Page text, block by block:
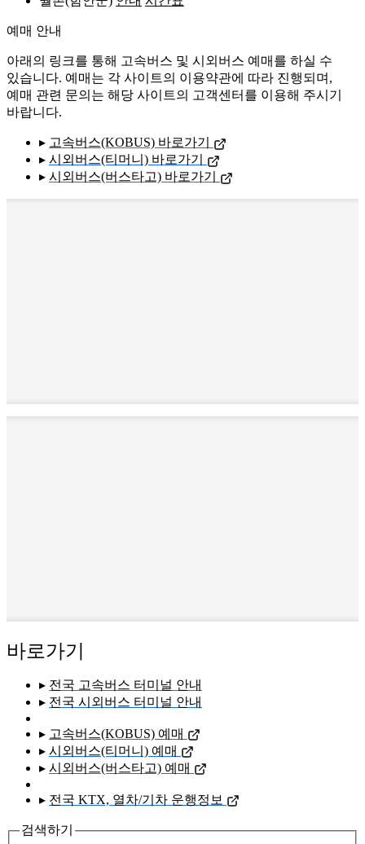
예매 안내
아래의 링크를 통해 고속버스 및 시외버스 예매를 하실 수
있습니다. 예매는 각 사이트의 이용약관에 따라 진행되며,
예매 관련 문의는 해당 사이트의 고객센터를 이용해 주시기
바랍니다.
▸ 고속버스(KOBUS) 바로가기
▸ 시외버스(티머니) 바로가기
▸ 시외버스(버스타고) 바로가기
바로가기
▸ 전국 고속버스 터미널 안내
▸ 전국 시외버스 터미널 안내
▸ 고속버스(KOBUS) 예매
▸ 시외버스(티머니) 예매
▸ 시외버스(버스타고) 예매
▸ 전국 KTX, 열차/기차 운행정보
검색하기